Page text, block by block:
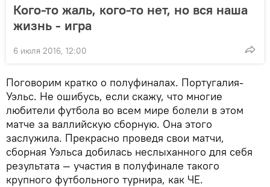
Кого-то жаль, кого-то нет, но вся наша
жизнь - игра
6 июля 2016, 12:00
Поговорим кратко о полуфиналах. Португалия-
Уэльс. Не ошибусь, если скажу, что многие
любители футбола во всем мире болели в этом
матче за валлийскую сборную. Она этого
заслужила. Прекрасно проведя свои матчи,
сборная Уэльса добилась неслыханного для себя
результата — участия в полуфинале такого
крупного футбольного турнира, как ЧЕ.